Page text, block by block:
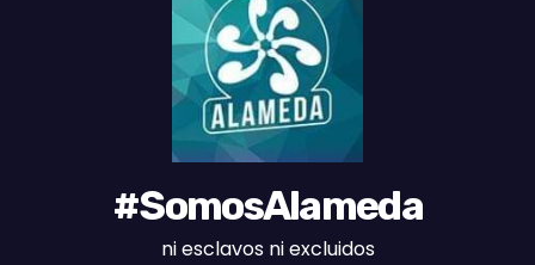
#SomosAlameda
ni esclavos ni excluidos